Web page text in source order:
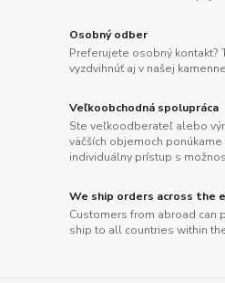
Osobný odber
Preferujete osobný kontakt?
vyzdvihnúť aj v našej
Veľkoobchodná spolupráca
Ste veľkoodberateľ alebo
väčších objemoch
individuálny prístup s
We ship orders across the
Customers from abroad can
ship to all countries within